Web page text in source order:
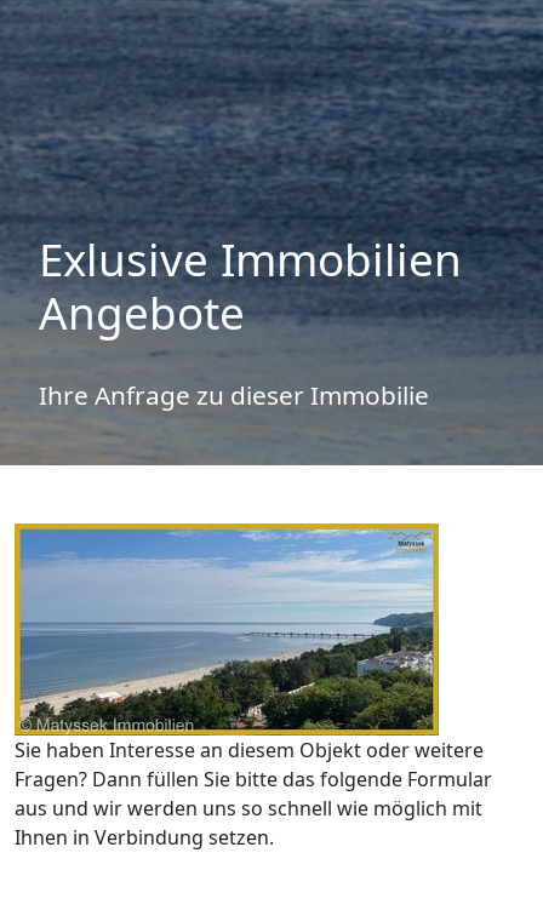
Exlusive Immobilien
Angebote
Ihre Anfrage zu dieser Immobilie
Sie haben Interesse an diesem Objekt oder weitere
Fragen? Dann füllen Sie bitte das folgende Formular
aus und wir werden uns so schnell wie möglich mit
Ihnen in Verbindung setzen.